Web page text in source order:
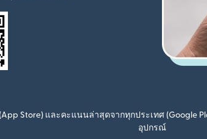
Store) และคะแนนล่าสุดจากทุกประเทศ (Google
อุปกรณ์